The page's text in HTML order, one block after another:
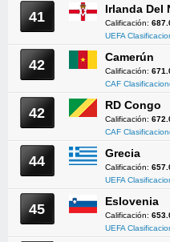
41 Irlanda Del
Calificación:
UEFA
42 Camerún
Calificación:
CAF
42 RD Congo
Calificación:
CAF
44 Grecia
Calificación:
UEFA
45 Eslovenia
Calificación:
UEFA